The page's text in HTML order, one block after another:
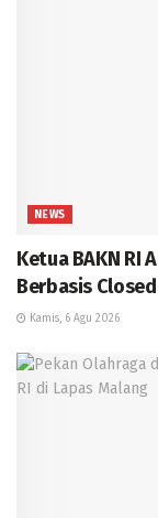
NEWS
Ketua BAKN RI
Berbasis
Kamis, 6 Agu 2026